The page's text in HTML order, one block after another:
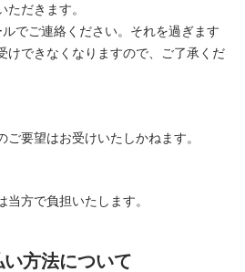
だきます。
でご連絡ください。それを過ぎます
けできなくなりますので、ご了承くだ
要望はお受けいたしかねます。
方で負担いたします。
い方法について